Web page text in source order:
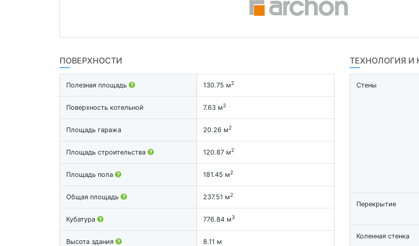
ПОВЕРХНОСТИ
Полезная площадь 130.75 м2
Поверхность котельной 7.63 м2
Площадь гаража 20.26 м2
Площадь строительства 120.87 м2
Площадь пола 181.45 м2
Общая площадь 237.51 м2
Кубатура 776.84 м3
Высота здания 8.11 м
ТЕХНОЛОГИЯ И
Стены
Перекрытие
Коленная стенка